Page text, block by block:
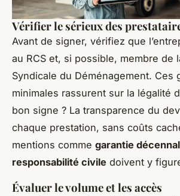
Vérifier le sérieux des
Avant de signer, vérifiez que
au RCS et, si possible, membre de
Syndicale du Déménagement. Ces
minimales rassurent sur la légalité
bon signe ? La transparence du
chaque prestation, sans coûts
mentions comme garantie
responsabilité civile doivent y
Évaluer le volume et les accès